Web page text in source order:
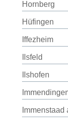
Hornberg
Hüfingen
Iffezheim
Ilsfeld
Ilshofen